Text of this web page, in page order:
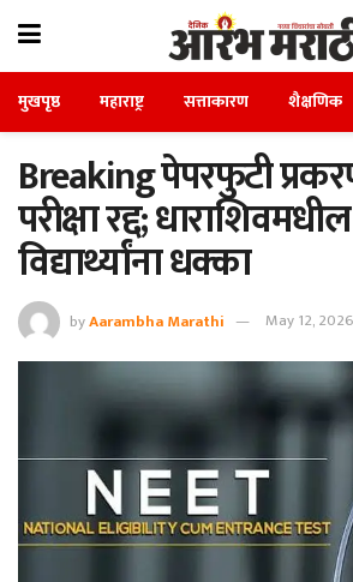
मुखपृष्ठ महाराष्ट्र सत्ताकारण शैक्षणिक
Breaking पेपरफुटी
परीक्षा रद्द;
विद्यार्थ्यांना धक्का
byAarambha Marathi May 12, 2026